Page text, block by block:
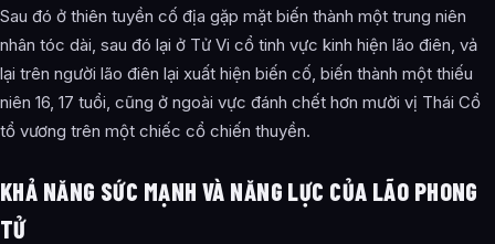
Sau đó ở thiên tuyền cố địa gặp mặt biến thành một trung niên
nhân tóc dài, sau đó lại ở Tử Vi cổ tinh vực kinh hiện lão điên, vả
lại trên người lão điên lại xuất hiện biến cố, biến thành một thiếu
niên 16, 17 tuổi, cũng ở ngoài vực đánh chết hơn mười vị Thái Cổ
tổ vương trên một chiếc cổ chiến thuyền.
KHẢ NĂNG SỨC MẠNH VÀ NĂNG LỰC CỦA LÃO PHONG
TỬ